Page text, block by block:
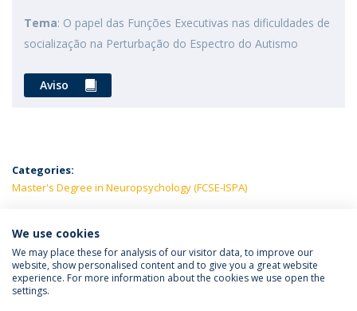
Tema: O papel das Funções Executivas nas dificuldades de
socialização na Perturbação do Espectro do Autismo
Aviso
Categories:
Master's Degree in Neuropsychology (FCSE-ISPA)
LATEST NEWS
Política de Privacidade
Termos e Condições
We use cookies
We may place these for analysis of our visitor data, to improve our
website, show personalised content and to give you a great website
experience. For more information about the cookies we use open the
settings.